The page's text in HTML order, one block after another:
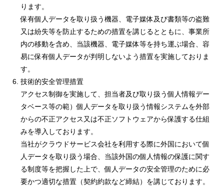
ります。
保有個人データを取り扱う機器、電子媒体及び書類等の盗難
又は紛失等を防止するための措置を講じるとともに、事業所
内の移動を含め、当該機器、電子媒体等を持ち運ぶ場合、容
易に保有個人データが判明しないよう措置を実施しておりま
す。
技術的安全管理措置
アクセス制御を実施して、担当者及び取り扱う個人情報デー
タベース等の範）個人データを取り扱う情報システムを外部
からの不正アクセス又は不正ソフトウェアから保護する仕組
みを導入しております。
当社がクラウドサービス会社を利用する際に外国において個
人データを取り扱う場合、当該外国の個人情報の保護に関す
る制度等を把握した上で、個人データの安全管理のために必
要かつ適切な措置（契約約款など締結）を講じております。